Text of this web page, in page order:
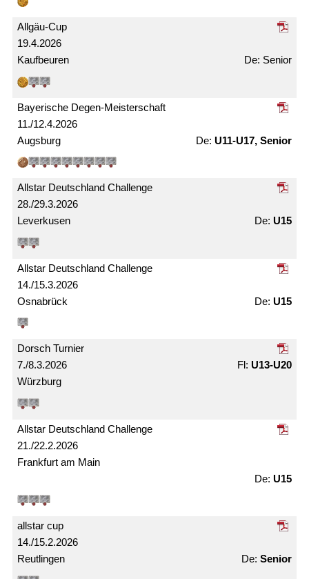
19.4.2026
Allgäu-Cup
Kaufbeuren Senior
11./12.4.2026
Bayerische Degen-Meister­schaft
Augsburg U11-U17, Senior
28./29.3.2026
Allstar Deutschland Challenge
Leverkusen U15
14./15.3.2026
Allstar Deutschland Challenge
Osnabrück U15
7./8.3.2026
Dorsch Turnier
Würzburg
U13-U20
21./22.2.2026
Allstar Deutschland Challenge
Frankfurt am Main
U15
14./15.2.2026
allstar cup
Reutlingen Senior